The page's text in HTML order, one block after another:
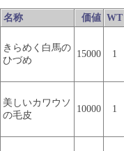
名称 価値 WT
きらめく白馬の
ひづめ
15000 1
美しいカワウソ
の毛皮
10000 1